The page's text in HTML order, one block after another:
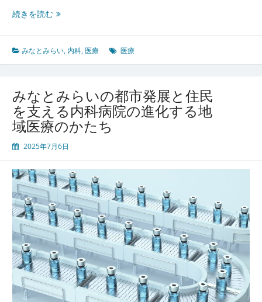
姿
続きを読むみ
み
ら
現
代
都
市
の
康
を
え
る
先
進
内
科
ク
リ
みなとみらい, 内科,医療 医療
みなとみらいの都市発展と住民
を支える内科病院の進化する地
域医療のかたち
2025年7月6日